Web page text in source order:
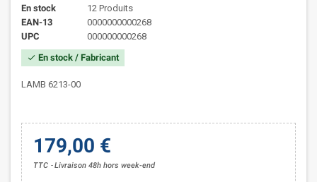
En stock
12 Produits
EAN-13
0000000000268
UPC
000000000268
check En stock / Fabricant
LAMB 6213-00
179,00 €
TTC Livraison 48h hors week-end